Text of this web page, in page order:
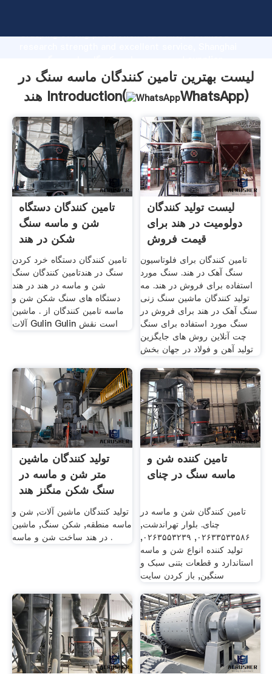
Grasping strong production capability, advanced
create the value and bring values to all of customers.
لیست بهترین تامین کنندگان ماسه سنگ در
هند Introduction(
WhatsApp)
تامین کنندگان دستگاه
شن و ماسه سنگ
شکن در هند
تامین کنندگان دستگاه خرد کردن
سنگ در هندتامین کنندگان سنگ
شن و ماسه در هند در هند
دستگاه های سنگ شکن شن و
ماسه تامین کنندگان از . ماشین
آلات Gulin Gulin است نقش
لیست تولید کنندگان
دولومیت در هند برای
قیمت فروش
تامین کنندگان برای فلوتاسیون
سنگ آهک در هند. سنگ مورد
استفاده برای فروش در هند. مه
تولید کنندگان ماشین سنگ زنی
سنگ آهک در هند برای فروش در
سنگ مورد استفاده برای سنگ
چت آنلاین روش های جایگزین
تولید آهن و فولاد در جهان بخش
تولید کنندگان ماشین
متر شن و ماسه در
سنگ شکن منگنز هند
تولید کنندگان ماشین آلات, شن و
ماسه منطقه, شکن سنگ, ماشین
در هند ساخت شن و ماسه .
تامین کننده شن و
ماسه سنگ در چنای
تامین کنندگان شن و ماسه در
چنای. بلوار تهراندشت,
۰۲۶۳۳۵۳۳۵۸۶, ۰۲۶۳۵۵۳۲۳۹,
تولید کننده انواع شن و ماسه
استاندارد و قطعات بتنی سبک و
سنگین, باز کردن سایت